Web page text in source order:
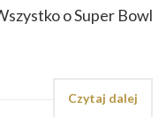
o Super Bowl
Czytaj dalej